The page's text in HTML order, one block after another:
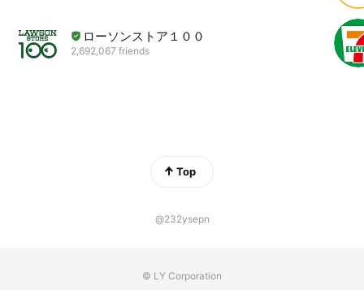
ローソンストア１００
2,692,067 friends
Top
@232ysepn
© LY Corporation